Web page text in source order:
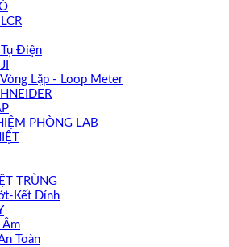
Điện
Lặp - Loop Meter
PHÒNG LAB
TRÙNG
Kết Dính
Âm
Toàn